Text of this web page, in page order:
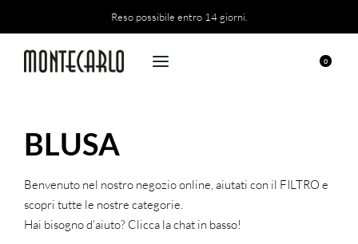
Reso possibile entro 14 giorni.
0
BLUSA
Benvenuto nel nostro negozio online, aiutati con il FILTRO e
scopri tutte le nostre categorie.
Hai bisogno d’aiuto? Clicca la chat in basso!